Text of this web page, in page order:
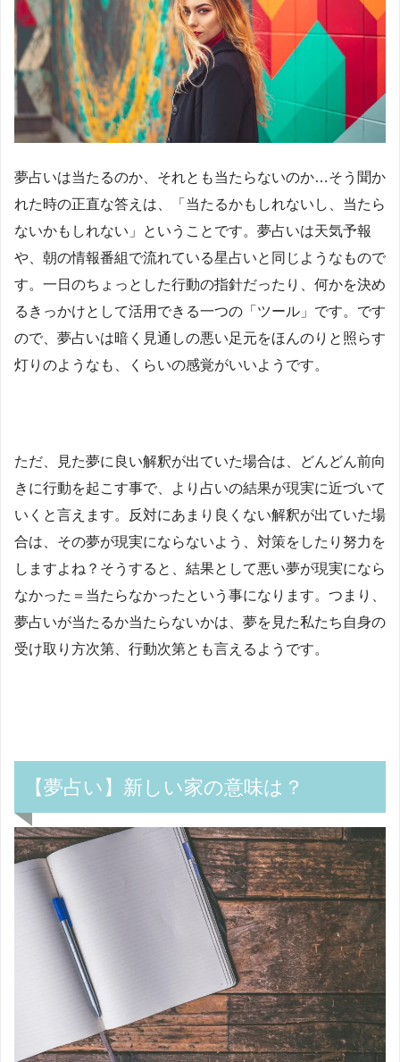
夢占いは当たるのか、それとも当たらないのか…そう聞か
れた時の正直な答えは、「当たるかもしれないし、当たら
ないかもしれない」ということです。夢占いは天気予報
や、朝の情報番組で流れている星占いと同じようなもので
す。一日のちょっとした行動の指針だったり、何かを決め
るきっかけとして活用できる一つの「ツール」です。です
ので、夢占いは暗く見通しの悪い足元をほんのりと照らす
灯りのようなも、くらいの感覚がいいようです。
ただ、見た夢に良い解釈が出ていた場合は、どんどん前向
きに行動を起こす事で、より占いの結果が現実に近づいて
いくと言えます。反対にあまり良くない解釈が出ていた場
合は、その夢が現実にならないよう、対策をしたり努力を
しますよね？そうすると、結果として悪い夢が現実になら
なかった＝当たらなかったという事になります。つまり、
夢占いが当たるか当たらないかは、夢を見た私たち自身の
受け取り方次第、行動次第とも言えるようです。
【夢占い】新しい家の意味は？